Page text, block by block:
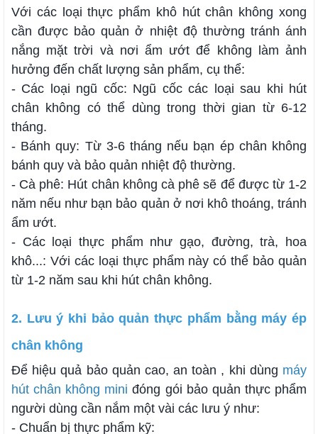
Với các loại thực phẩm khô hút chân không xong
cần được bảo quản ở nhiệt độ thường tránh ánh
nắng mặt trời và nơi ẩm ướt để không làm ảnh
hưởng đến chất lượng sản phẩm, cụ thể:
- Các loại ngũ cốc: Ngũ cốc các loại sau khi hút
chân không có thể dùng trong thời gian từ 6-12
tháng.
- Bánh quy: Từ 3-6 tháng nếu bạn ép chân không
bánh quy và bảo quản nhiệt độ thường.
- Cà phê: Hút chân không cà phê sẽ để được từ 1-2
năm nếu như bạn bảo quản ở nơi khô thoáng, tránh
ẩm ướt.
- Các loại thực phẩm như gạo, đường, trà, hoa
khô...: Với các loại thực phẩm này có thể bảo quản
từ 1-2 năm sau khi hút chân không.
2. Lưu ý khi bảo quản thực phẩm bằng máy ép
chân không
Để hiệu quả bảo quản cao, an toàn , khi dùng máy
hút chân không mini đóng gói bảo quản thực phẩm
người dùng cần nắm một vài các lưu ý như:
- Chuẩn bị thực phẩm kỹ: